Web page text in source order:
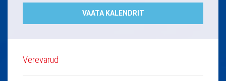
VAATA KALENDRIT
Verevarud